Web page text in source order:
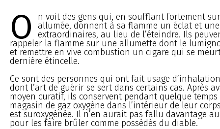
O
n voit des gens qui, en soufflant fortement
allumée, donnent à sa flamme un éclat et
extraordinaires, au lieu de l’éteindre. Ils
rappeler la flamme sur une allumette dont le
et remettre en vive combustion un cigare qui se
dernière étincelle.
Ce sont des personnes qui ont fait usage
dont l’art de guérir se sert dans certains cas. Après
moyen curatif, ils conservent pendant quelque
magasin de gaz oxygène dans l’intérieur de leur
est suroxygénée. Il n’en aurait pas fallu davantage
pour les faire brûler comme possédés du diable.